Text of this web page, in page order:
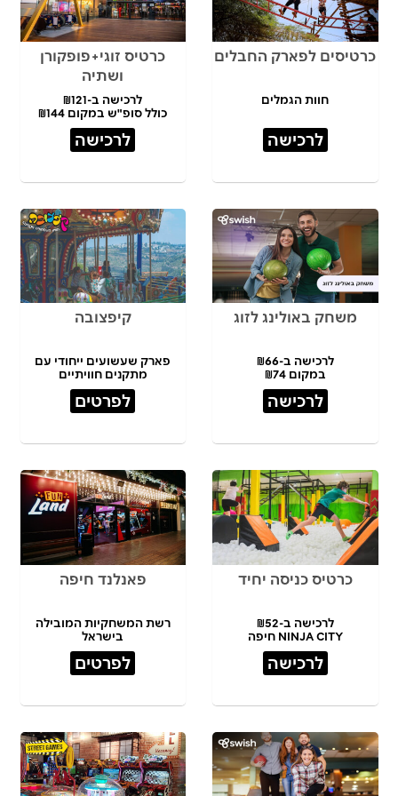
כרטיסים לפארק החבלים
חוות הגמלים
לרכישה
כרטיס זוגי+פופקורן
ושתיה
לרכישה ב-₪121
כולל סופ"ש במקום ₪144
לרכישה
משחק באולינג לזוג
לרכישה ב-₪66
במקום ₪74
לרכישה
קיפצובה
פארק שעשועים ייחודי עם
מתקנים חוויתיים
לפרטים
כרטיס כניסה יחיד
לרכישה ב-₪52
NINJA CITY חיפה
לרכישה
פאנלנד חיפה
רשת המשחקיות המובילה
בישראל
לפרטים